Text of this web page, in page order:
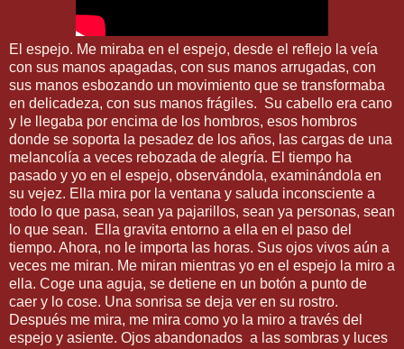
El espejo. Me miraba en el espejo, desde el reflejo la veía
con sus manos apagadas, con sus manos arrugadas, con
sus manos esbozando un movimiento que se transformaba
en delicadeza, con sus manos frágiles. Su cabello era cano
y le llegaba por encima de los hombros, esos hombros
donde se soporta la pesadez de los años, las cargas de una
melancolía a veces rebozada de alegría. El tiempo ha
pasado y yo en el espejo, observándola, examinándola en
su vejez. Ella mira por la ventana y saluda inconsciente a
todo lo que pasa, sean ya pajarillos, sean ya personas, sean
lo que sean.
Ella gravita entorno a ella en el paso del
tiempo. Ahora, no le importa las horas. Sus ojos vivos aún a
veces me miran. Me miran mientras yo en el espejo la miro a
ella. Coge una aguja, se detiene en un botón a punto de
caer y lo cose. Una sonrisa se deja ver en su rostro.
Después me mira, me mira como yo la miro a través del
espejo y asiente. Ojos abandonados a las sombras y luces